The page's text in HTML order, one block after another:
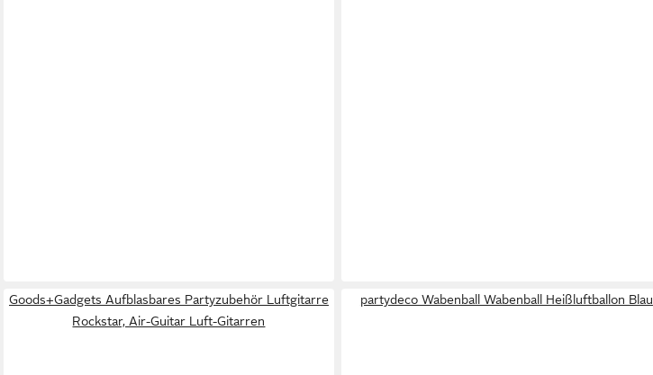
Goods+Gadgets Aufblasbares Partyzubehör Luftgitarre
Rockstar, Air-Guitar Luft-Gitarren
partydeco Wabenball Wabenball Heißluftballon Blau